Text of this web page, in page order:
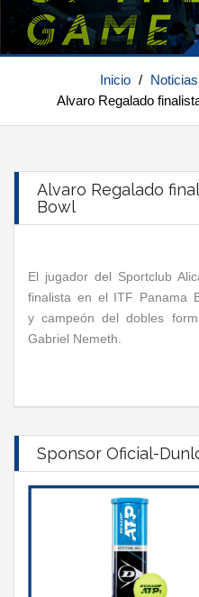
Inicio / Noticias
Alvaro Regalado
Alvaro Regalado
Bowl
El jugador del Sportclub
finalista en el ITF Panama
y campeón del dobles
Gabriel Nemeth.
Sponsor Oficial-